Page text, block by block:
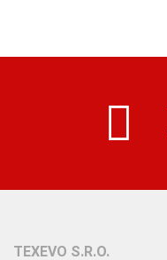
TEXEVO S.R.O.